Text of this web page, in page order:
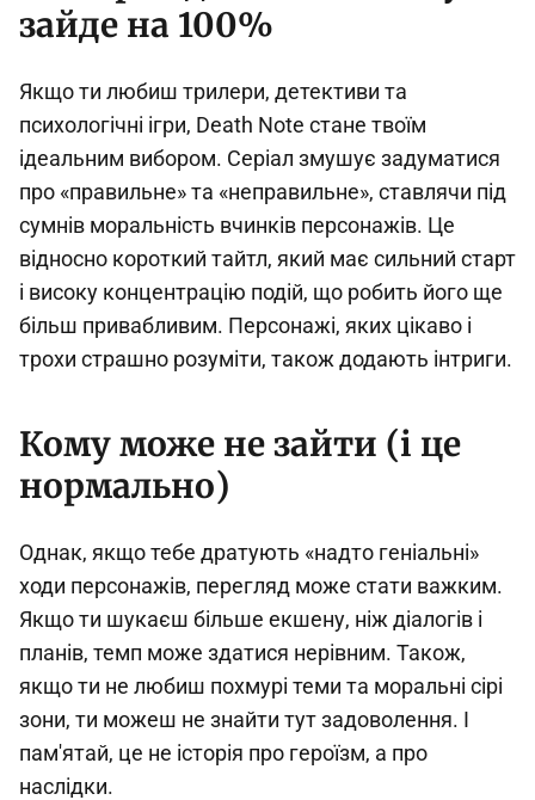
зайде на 100%
Якщо ти любиш трилери, детективи та
психологічні ігри, Death Note стане твоїм
ідеальним вибором. Серіал змушує задуматися
про «правильне» та «неправильне», ставлячи під
сумнів моральність вчинків персонажів. Це
відносно короткий тайтл, який має сильний старт
і високу концентрацію подій, що робить його ще
більш привабливим. Персонажі, яких цікаво і
трохи страшно розуміти, також додають інтриги.
Кому може не зайти (і це
нормально)
Однак, якщо тебе дратують «надто геніальні»
ходи персонажів, перегляд може стати важким.
Якщо ти шукаєш більше екшену, ніж діалогів і
планів, темп може здатися нерівним. Також,
якщо ти не любиш похмурі теми та моральні сірі
зони, ти можеш не знайти тут задоволення. І
пам'ятай, це не історія про героїзм, а про
наслідки.